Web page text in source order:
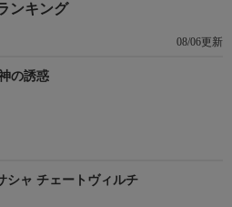
ンキング
08/06更新
の誘惑
シャ チェートヴィルチ